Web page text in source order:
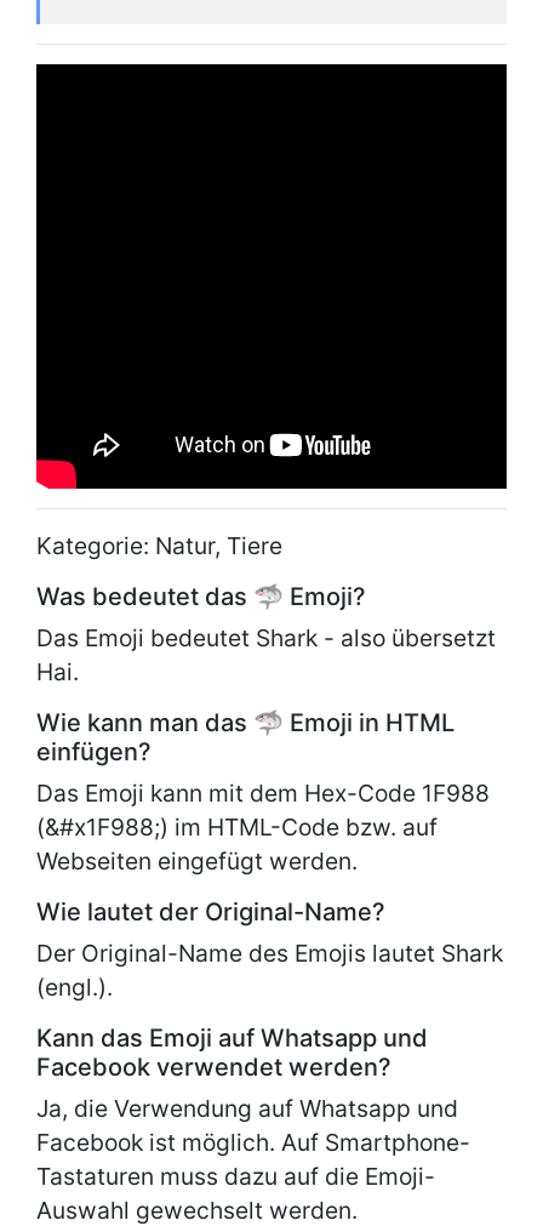
Kategorie: Natur, Tiere
Was bedeutet das 🦈 Emoji?
Das Emoji bedeutet Shark - also übersetzt
Hai.
Wie kann man das 🦈 Emoji in HTML
einfügen?
Das Emoji kann mit dem Hex-Code 1F988
(&#x1F988;) im HTML-Code bzw. auf
Webseiten eingefügt werden.
Wie lautet der Original-Name?
Der Original-Name des Emojis lautet Shark
(engl.).
Kann das Emoji auf Whatsapp und
Facebook verwendet werden?
Ja, die Verwendung auf Whatsapp und
Facebook ist möglich. Auf Smartphone-
Tastaturen muss dazu auf die Emoji-
Auswahl gewechselt werden.